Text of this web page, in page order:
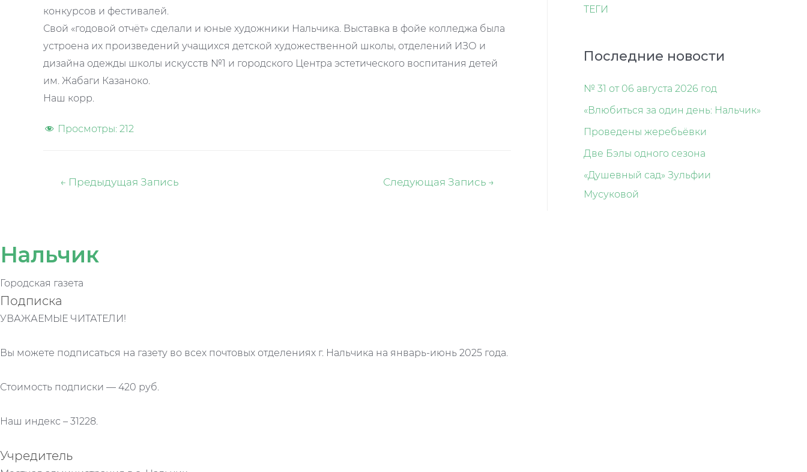
конкурсов и фестивалей.
Свой «годовой отчёт» сделали и юные художники Нальчика. Выставка в фойе колледжа была
устроена их произведений учащихся детской художественной школы, отделений ИЗО и
дизайна одежды школы искусств №1 и городского Центра эстетического воспитания детей
им. Жабаги Казаноко.
Наш корр.
Просмотры: 212
Навигация
← Предыдущая Запись Следующая Запись →
ТЕГИ
Последние новости
№ 31 от 06 августа 2026 год
«Влюбиться за один день: Нальчик»
Проведены жеребьёвки
Две Бэлы одного сезона
«Душевный сад» Зульфии
Мусуковой
Нальчик
Городская газета
Подписка
УВАЖАЕМЫЕ ЧИТАТЕЛИ!
Вы можете подписаться на газету во всех почтовых отделениях г. Нальчика на январь-июнь 2025 года.
Стоимость подписки — 420 руб.
Наш индекс – 31228.
Учредитель